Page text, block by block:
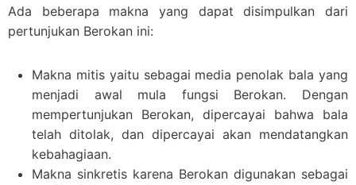
Ada beberapa makna yang dapat disimpulkan dari
pertunjukan Berokan ini:
Makna mitis yaitu sebagai media penolak bala yang
menjadi awal mula fungsi Berokan. Dengan
mempertunjukan Berokan, dipercayai bahwa bala
telah ditolak, dan dipercayai akan mendatangkan
kebahagiaan.
Makna sinkretis karena Berokan digunakan sebagai